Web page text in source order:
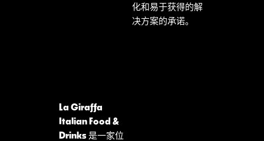
化和易于获得的解
决方案的承诺。
La Giraffa
Italian Food &
Drinks是一家位